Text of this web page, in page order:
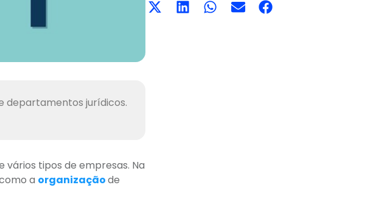
departamentos jurídicos.
tipos de empresas. Na
a organizaçãode